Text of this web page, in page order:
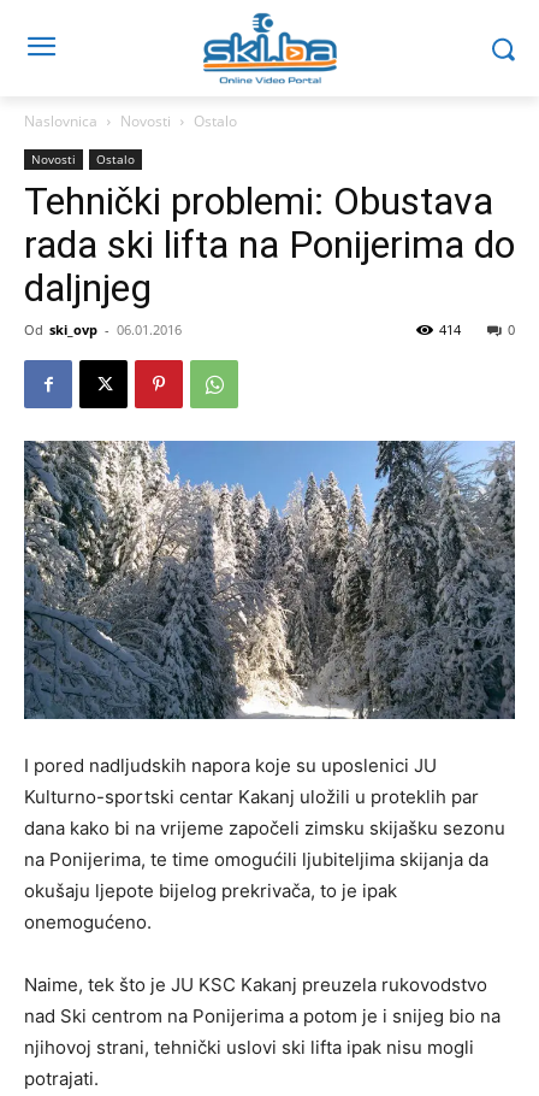
Naslovnica Novosti Ostalo
Novosti Ostalo
Tehnički problemi: Obustava
rada ski lifta na Ponijerima do
daljnjeg
Od ski_ovp - 06.01.2016 0
414
I pored nadljudskih napora koje su uposlenici JU
Kulturno-sportski centar Kakanj uložili u proteklih par
dana kako bi na vrijeme započeli zimsku skijašku sezonu
na Ponijerima, te time omogućili ljubiteljima skijanja da
okušaju ljepote bijelog prekrivača, to je ipak
onemogućeno.
Naime, tek što je JU KSC Kakanj preuzela rukovodstvo
nad Ski centrom na Ponijerima a potom je i snijeg bio na
njihovoj strani, tehnički uslovi ski lifta ipak nisu mogli
potrajati.